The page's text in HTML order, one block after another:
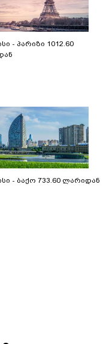
- პარიზი 1012.60
- ბაქო 733.60 ლარიდან